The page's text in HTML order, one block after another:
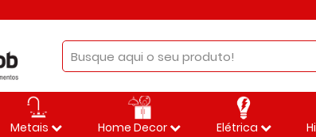
Metais Home Decor Elétrica